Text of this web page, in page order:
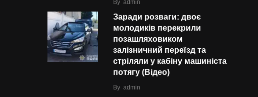
By admin
Заради розваги: двоє
молодиків перекрили
позашляховиком
залізничний переїзд та
стріляли у кабіну машиніста
потягу (Відео)
By admin